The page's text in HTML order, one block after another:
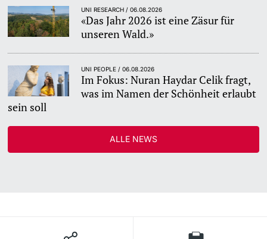
UNI RESEARCH / 06.08.2026
«Das Jahr 2026 ist eine Zäsur für
unseren Wald.»
UNI PEOPLE / 06.08.2026
Im Fokus: Nuran Haydar Celik fragt,
was im Namen der Schönheit erlaubt
sein soll
ALLE NEWS